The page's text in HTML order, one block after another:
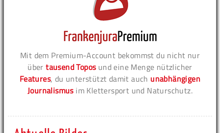
Mit dem Premium-Account bekommst du nicht nur
übertausend Toposund eine Menge nützlicher
Features, du unterstützt damit auch unabhängigen
Journalismusim Klettersport und Naturschutz.